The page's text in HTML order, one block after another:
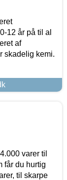
12 år på til al
af
skadelig kemi.
varer til
får du hurtig
til skarpe